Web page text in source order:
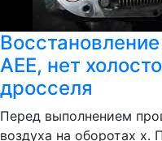
AEE, нет
дросселя
Перед выполнением
воздуха на оборотах х.